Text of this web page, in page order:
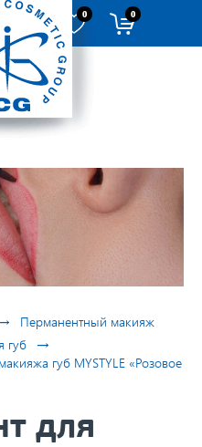
0 0
Перманентный макияж
губ →
губ MYSTYLE «Розовое
для